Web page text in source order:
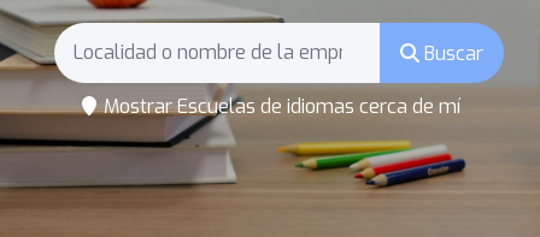
Buscar
Mostrar Escuelas de idiomas cerca de mí